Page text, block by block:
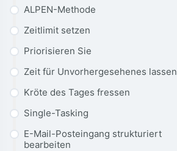
ALPEN-Methode
Zeitlimit setzen
Priorisieren Sie
Zeit für Unvorhergesehenes lassen
Kröte des Tages fressen
Single-Tasking
E-Mail-Posteingang strukturiert
bearbeiten